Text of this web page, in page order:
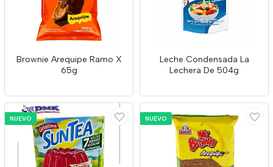
Brownie Arequipe Ramo X
65g
Leche Condensada La
Lechera De 504g
NUEVO NUEVO